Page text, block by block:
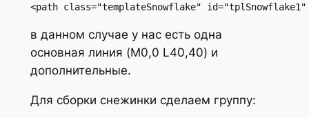
<path class="templateSnowflake"
в данном случае у нас есть одна
основная линия (M0,0 L40,40) и
дополнительные.
Для сборки снежинки сделаем группу: